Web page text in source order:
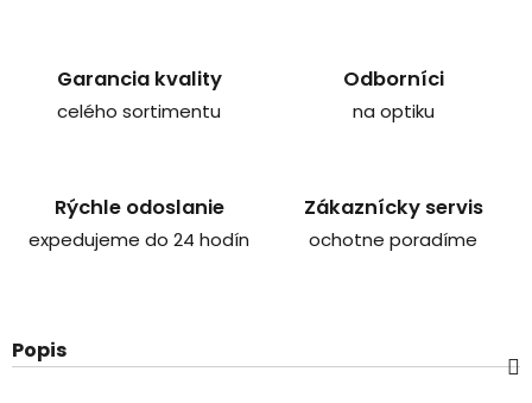
Garancia kvality
celého sortimentu
Odborníci
na optiku
Rýchle odoslanie
expedujeme do 24 hodín
Zákaznícky servis
ochotne poradíme
Popis